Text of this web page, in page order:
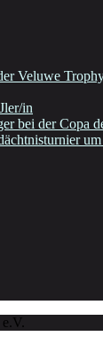
Veluwe
in
bei der Copa